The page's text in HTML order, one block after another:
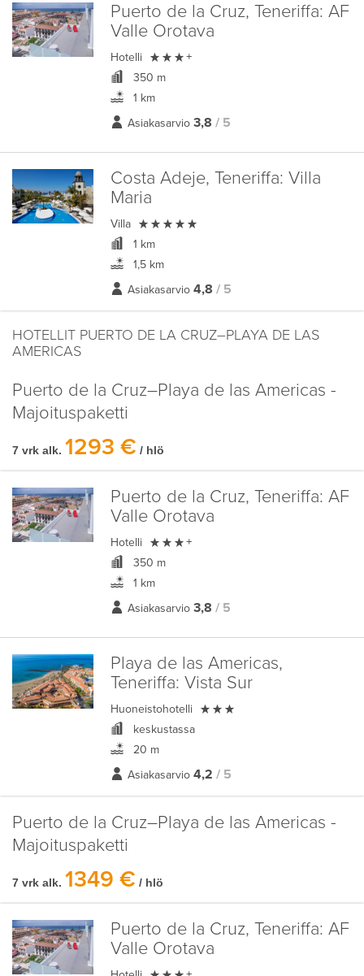
Puerto de la Cruz, Teneriffa: AF
Valle Orotava
Hotelli  +
350 m
1 km
Asiakasarvio 3,8 / 5
Costa Adeje, Teneriffa: Villa
Maria
Villa 
1 km
1,5 km
Asiakasarvio 4,8 / 5
HOTELLIT PUERTO DE LA CRUZ–PLAYA DE LAS
AMERICAS
Puerto de la Cruz–Playa de las Americas -
Majoituspaketti
7 vrk alk. 1293 € / hlö
Puerto de la Cruz, Teneriffa: AF
Valle Orotava
Hotelli  +
350 m
1 km
Asiakasarvio 3,8 / 5
Playa de las Americas,
Teneriffa: Vista Sur
Huoneistohotelli 
keskustassa
20 m
Asiakasarvio 4,2 / 5
Puerto de la Cruz–Playa de las Americas -
Majoituspaketti
7 vrk alk. 1349 € / hlö
Puerto de la Cruz, Teneriffa: AF
Valle Orotava